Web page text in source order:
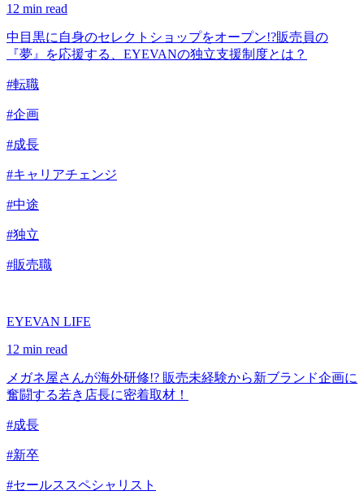
12 min read
中目黒に自身のセレクトショップをオープン!?販売員の
『夢』を応援する、EYEVANの独立支援制度とは？
#転職
#企画
#成長
#キャリアチェンジ
#中途
#独立
#販売職
EYEVAN LIFE
12 min read
メガネ屋さんが海外研修!? 販売未経験から新ブランド企画に
奮闘する若き店長に密着取材！
#成長
#新卒
#セールススペシャリスト